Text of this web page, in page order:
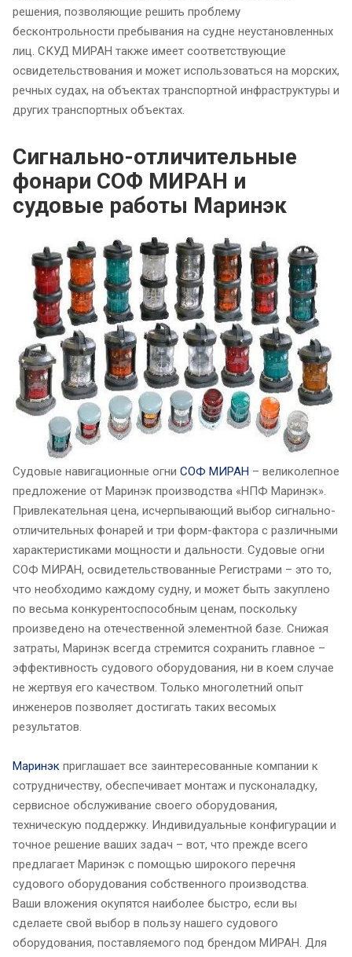
решения, позволяющие решить проблему
бесконтрольности пребывания на судне неустановленных
лиц. СКУД МИРАН также имеет соответствующие
освидетельствования и может использоваться на морских,
речных судах, на объектах транспортной инфраструктуры и
других транспортных объектах.
Сигнально-отличительные
фонари СОФ МИРАН и
судовые работы Маринэк
Судовые навигационные огни СОФ МИРАН – великолепное
предложение от Маринэк производства «НПФ Маринэк».
Привлекательная цена, исчерпывающий выбор сигнально-
отличительных фонарей и три форм-фактора с различными
характеристиками мощности и дальности. Судовые огни
СОФ МИРАН, освидетельствованные Регистрами – это то,
что необходимо каждому судну, и может быть закуплено
по весьма конкурентоспособным ценам, поскольку
произведено на отечественной элементной базе. Снижая
затраты, Маринэк всегда стремится сохранить главное –
эффективность судового оборудования, ни в коем случае
не жертвуя его качеством. Только многолетний опыт
инженеров позволяет достигать таких весомых
результатов.
Маринэк приглашает все заинтересованные компании к
сотрудничеству, обеспечивает монтаж и пусконаладку,
сервисное обслуживание своего оборудования,
техническую поддержку. Индивидуальные конфигурации и
точное решение ваших задач – вот, что прежде всего
предлагает Маринэк с помощью широкого перечня
судового оборудования собственного производства.
Ваши вложения окупятся наиболее быстро, если вы
сделаете свой выбор в пользу нашего судового
оборудования, поставляемого под брендом МИРАН. Для